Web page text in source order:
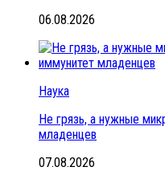
06.08.2026
Наука
Не грязь, а нужные
младенцев
07.08.2026